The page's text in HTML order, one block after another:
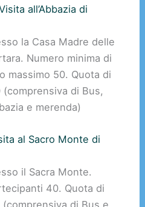
all’Abbazia di
la Casa Madre delle
Numero minima di
massimo 50. Quota di
di Bus,
e merenda)
al Sacro Monte di
il Sacra Monte.
40. Quota di